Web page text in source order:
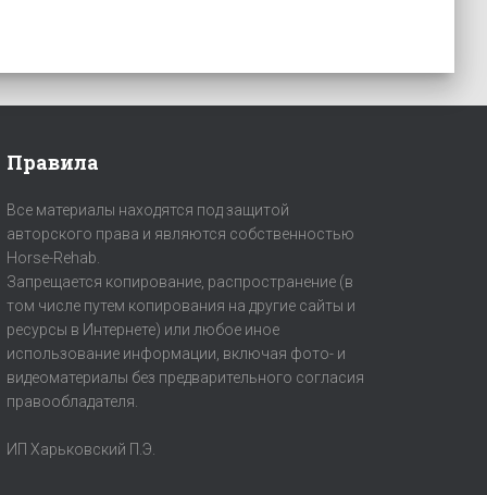
Правила
Все материалы находятся под защитой
авторского права и являются собственностью
Horse-Rehab.
Запрещается копирование, распространение (в
том числе путем копирования на другие сайты и
ресурсы в Интернете) или любое иное
использование информации, включая фото- и
видеоматериалы без предварительного согласия
правообладателя.
ИП Харьковский П.Э.